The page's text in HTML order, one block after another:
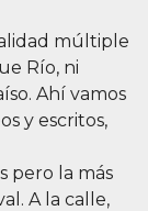
múltiple
Río, ni
Ahí vamos
y escritos,
pero la más
A la calle,